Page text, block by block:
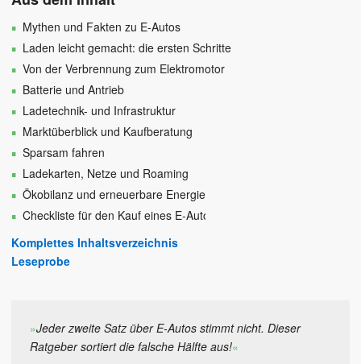
Mythen und Fakten zu E-Autos
Laden leicht gemacht: die ersten Schritte
Von der Verbrennung zum Elektromotor
Batterie und Antrieb
Ladetechnik- und Infrastruktur
Marktüberblick und Kaufberatung
Sparsam fahren
Ladekarten, Netze und Roaming
Ökobilanz und erneuerbare Energie
Checkliste für den Kauf eines E-Autos
Komplettes Inhaltsverzeichnis
Leseprobe
»Jeder zweite Satz über E-Autos stimmt nicht. Dieser
Ratgeber sortiert die falsche Hälfte aus!«